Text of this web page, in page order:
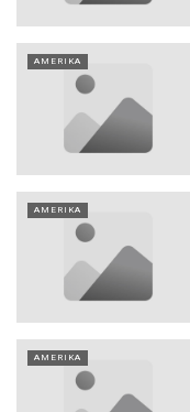
AMERIKA
AMERIKA
AMERIKA